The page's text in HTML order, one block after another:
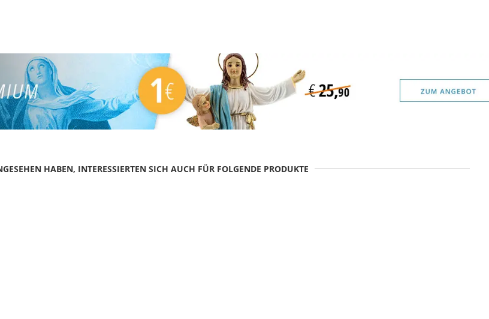
HABEN, INTERESSIERTEN SICH AUCH FÜR FOLGENDE PRODUKTE